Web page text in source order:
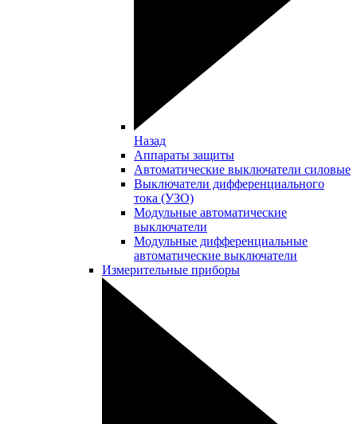
Назад
Аппараты защиты
Автоматические выключатели силовые
Выключатели дифференциального
тока (УЗО)
Модульные автоматические
выключатели
Модульные дифференциальные
автоматические выключатели
Измерительные приборы